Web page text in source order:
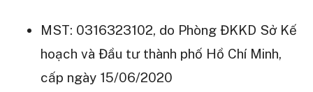
MST: 0316323102, do Phòng ĐKKD Sở Kế
hoạch và Đầu tư thành phố Hồ Chí Minh,
cấp ngày 15/06/2020